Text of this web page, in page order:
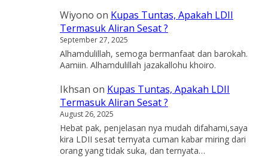
Wiyono on Kupas Tuntas, Apakah LDII
Termasuk Aliran Sesat ?
September 27, 2025
Alhamdulillah, semoga bermanfaat dan barokah.
Aamiin. Alhamdulillah jazakallohu khoiro.
Ikhsan on Kupas Tuntas, Apakah LDII
Termasuk Aliran Sesat ?
August 26, 2025
Hebat pak, penjelasan nya mudah difahami,saya
kira LDII sesat ternyata cuman kabar miring dari
orang yang tidak suka, dan ternyata…